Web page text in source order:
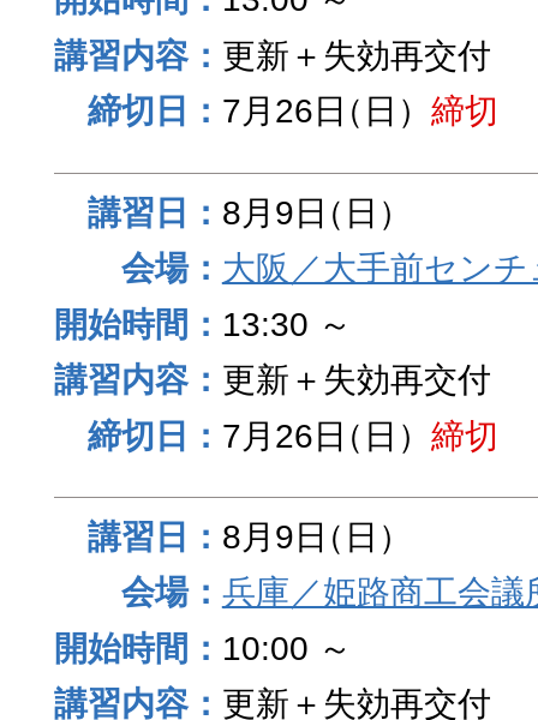
更新＋失効再交付
7月26日（日） 締切
8月9日（日）
大阪／大手前セン
13:30 ～
更新＋失効再交付
7月26日（日） 締切
8月9日（日）
兵庫／姫路商工会議
10:00 ～
更新＋失効再交付